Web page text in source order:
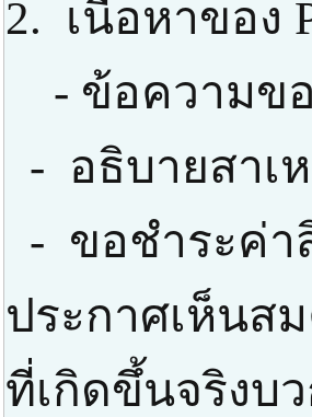
2. เนื้อหาของ
- ข้อความข
- อธิบายสาเ
- ขอชำระค่า
ประกาศเห็นส
ที่เกิดขึ้นจริงบ